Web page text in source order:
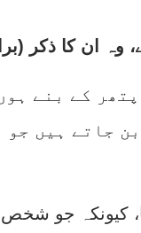
کے بنے
جاتے ہیں جو
کیونکہ جو